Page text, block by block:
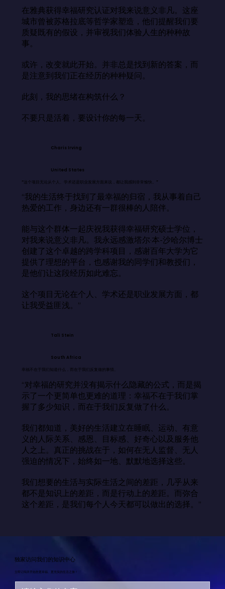
在雅典获得幸福研究认证对我来说意义非凡。这座
城市曾被苏格拉底等哲学家塑造，他们提醒我们要
质疑既有的假设，并审视我们体验人生的种种故
事。
或许，改变就此开始。并非总是找到新的答案，而
是注意到我们正在经历的种种疑问。
此刻，我的思绪在构筑什么？
不要只是活着，要设计你的每一天。
Charis Irving
United States
“这个项目无论从个人、学术还是职业发展方面来说，都让我感到非常愉快。”
“我的生活终于找到了最幸福的归宿，我从事着自己
热爱的工作，身边还有一群很棒的人陪伴。
能与这个群体一起庆祝我获得幸福研究硕士学位，
对我来说意义非凡。我永远感激塔尔·本-沙哈尔博士
创建了这个卓越的跨学科项目，感谢百年大学为它
提供了理想的平台，也感谢我的同学们和教授们，
是他们让这段经历如此难忘。
这个项目无论在个人、学术还是职业发展方面，都
让我受益匪浅。”
Tali Stein
South Africa
幸福不在于我们知道什么，而在于我们反复做的事情。
“对幸福的研究并没有揭示什么隐藏的公式，而是揭
示了一个更简单也更难的道理：幸福不在于我们掌
握了多少知识，而在于我们反复做了什么。
我们都知道，美好的生活建立在睡眠、运动、有意
义的人际关系、感恩、目标感、好奇心以及服务他
人之上。真正的挑战在于，如何在无人监督、无人
强迫的情况下，始终如一地、默默地选择这些。
我们想要的生活与实际生活之间的差距，几乎从来
都不是知识上的差距，而是行动上的差距。而弥合
这个差距，是我们每个人今天都可以做出的选择。”
独家访问我们的知识中心
立即订阅并开始您更幸福、更充实的生活之旅！